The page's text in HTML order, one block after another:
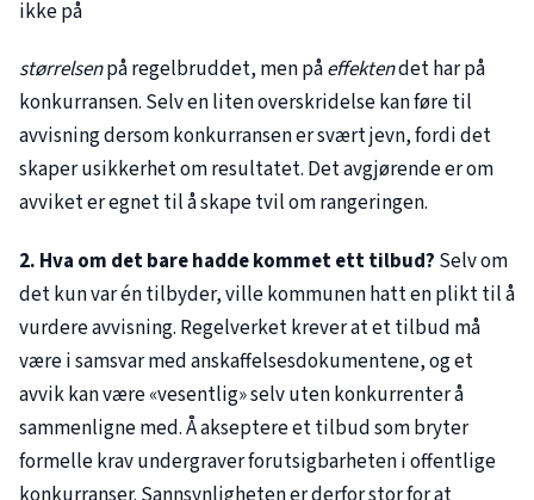
ikke på
størrelsenpå regelbruddet, men påeffektendet har på
konkurransen. Selv en liten overskridelse kan føre til
avvisning dersom konkurransen er svært jevn, fordi det
skaper usikkerhet om resultatet. Det avgjørende er om
avviket er egnet til å skape tvil om rangeringen.
2. Hva om det bare hadde kommet ett tilbud? Selv om
det kun var én tilbyder, ville kommunen hatt en plikt til å
vurdere avvisning. Regelverket krever at et tilbud må
være i samsvar med anskaffelsesdokumentene, og et
avvik kan være «vesentlig» selv uten konkurrenter å
sammenligne med. Å akseptere et tilbud som bryter
formelle krav undergraver forutsigbarheten i offentlige